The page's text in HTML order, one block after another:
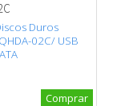
Duros
02C/ USB
Comprar